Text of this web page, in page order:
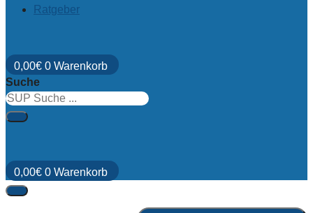
Ratgeber
0,00€ 0 Warenkorb
Suche
0,00€ 0 Warenkorb